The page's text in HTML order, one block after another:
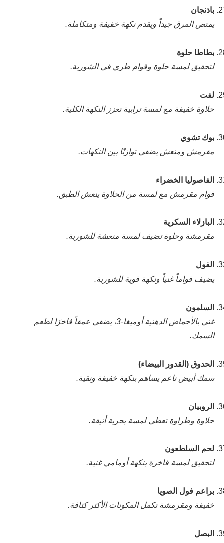
باذنجان
يمتص المرق جيداً ويقدم نكهة خفيفة ومتكاملة.
بطاطا حلوة
لتحقيق لمسة حلوة وقوام طري في الشوربة.
لفت
حلاوة خفيفة مع لمسة ترابية تعزز النكهة الكلية.
بوك تشوي
مقرمش ومنعش يضفي توازنًا بين النكهات.
الفاصوليا الخضراء
قوام مقرمش مع لمسة من الحلاوة ينعش الطبق.
البازلاء السكرية
مقرمشة وحلوة تضيف لمسة منعشة للشوربة.
الفول
يضيف قواماً غنياً ونكهة قوية للشوربة.
السلمون
غني بالأحماض الدهنية أوميغا-3، يضفي عمقاً فاخرًا لطعم
السمك.
الحدوق (القدور البيضاء)
سمك أبيض ناعم يساهم بنكهة خفيفة ونقية.
الروبيان
حلاوة وطراوة تعطي لمسة بحرية أنيقة.
لحم السلطعون
لتحقيق لمسة فاخرة بنكهة أومامي غنية.
براعم فول الصويا
خفيفة ومقرمشة تكمل المكونات الأكثر كثافة.
البصل